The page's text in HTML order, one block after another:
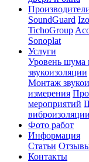
SoundGuard
TichoGroup
Sonoplat
Услуги
Уровень шума
звукоизоляции
Монтаж
измерения
мероприятий
виброизоляции
Фото работ
Информация
Статьи
Контакты